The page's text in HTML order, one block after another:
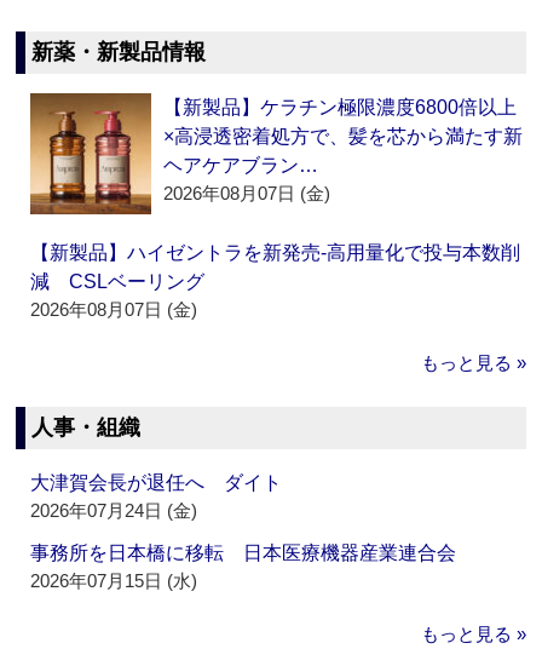
新薬・新製品情報
【新製品】ケラチン極限濃度6800倍以上
×高浸透密着処方で、髪を芯から満たす新
ヘアケアブラン…
2026年08月07日 (金)
【新製品】ハイゼントラを新発売‐高用量化で投与本数削
減 CSLベーリング
2026年08月07日 (金)
もっと見る »
人事・組織
大津賀会長が退任へ ダイト
2026年07月24日 (金)
事務所を日本橋に移転 日本医療機器産業連合会
2026年07月15日 (水)
もっと見る »